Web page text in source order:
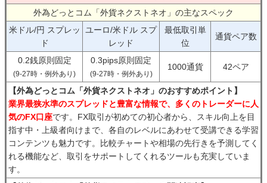
外為どっとコム「外貨ネクストネオ」の主なスペック
米ドル/円 スプレッ
ド
ユーロ/米ドル スプ
レッド
最低取引単
位
通貨ペア数
0.2銭原則固定
(9-27時・例外あり)
0.3pips原則固定
(9-27時・例外あり)
1000通貨 42ペア
【外為どっとコム「外貨ネクストネオ」のおすすめポイント】
業界最狭水準のスプレッドと豊富な情報で、多くのトレーダーに人
気のFX口座です。FX取引が初めての初心者から、スキル向上を目
指す中・上級者向けまで、各自のレベルにあわせて受講できる学習
コンテンツも魅力です。比較チャートや相場の先行きを予測してく
れる機能など、取引をサポートしてくれるツールも充実していま
す。